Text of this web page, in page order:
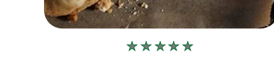
Δεν